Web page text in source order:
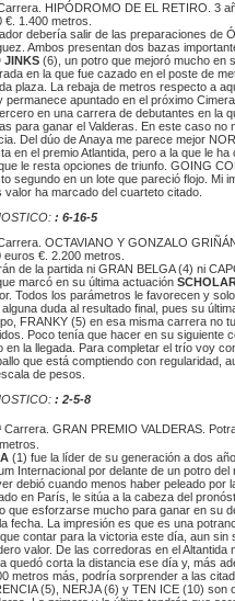
HIPÓDROMO DE EL RETIRO. 3
€. 1.400 metros.
debería salir de las preparaciones de
Ambos presentan dos bazas
JINKS (6), un potro que mejoró mucho en
en la que fue cazado en el poste de
plaza. La rebaja de metros respecto a
permanece apuntado en el próximo
en una carrera de debutantes en la
para ganar el Valderas. En este caso no
Del dúo de Anaya me parece mejor
en el premio Atlantida, pero a la que le
le resta opciones de triunfo. GOING
segundo en un lote que pareció flojo. Mi
valor ha marcado del cuarteto citado.
: 6-16-5
OCTAVIANO Y GONZALO
euros €. 2.200 metros.
de la partida ni GRAN BELGA (4) ni
marcó en su última actuación
Todos los parámetros le favorecen y
duda al resultado final, pues su
FRANKY (5) en esa misma carrera no
Poco tenía que hacer en su siguiente
en la llegada. Para completar el trío voy
que está comptiendo con regularidad,
de pesos.
: 2-5-8
Carrera. GRAN PREMIO VALDERAS.
(1) fue la líder de su generación a dos
Internacional por delante de un potro
debió cuando menos haber peleado por
en París, le sitúa a la cabeza del
que esforzarse mucho para ganar en su
fecha. La impresión es que es una
contar para la victoria este día, aun sin
valor. De las corredoras en el Altantida
quedó corta la distancia ese día y, más
metros más, podría sorprender a las
(5), NERJA (6) y TEN ICE (10) son